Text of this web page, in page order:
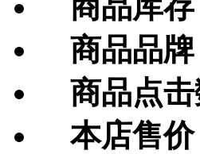
商品库存
商品品牌
商品点击
本店售价